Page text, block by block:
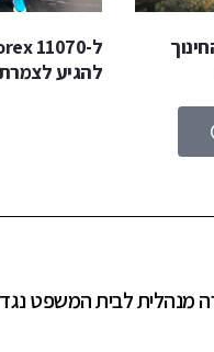
להגיע
מנהלית לבית המשפט